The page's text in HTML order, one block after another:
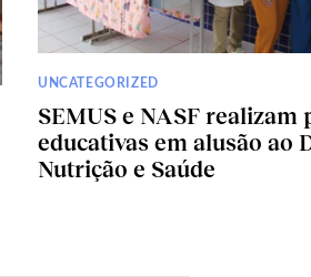
UNCATEGORIZED
SEMUS e NASF realizam
educativas em alusão ao
Nutrição e Saúde